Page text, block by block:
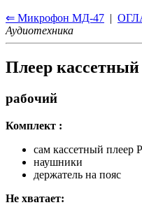
⇐ Микрофон МД-47 |
Аудиотехника
Плеер
рабочий
Комплект :
сам кассетный плеер
наушники
держатель на пояс
Не хватает: